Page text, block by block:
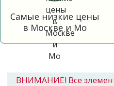
Самые низкие цены
в Москве и Мо
ВНИМАНИЕ! Все